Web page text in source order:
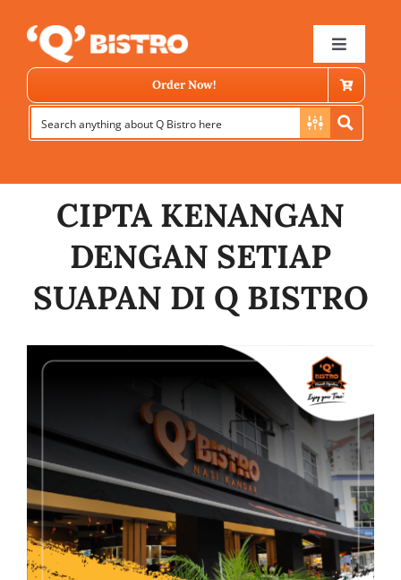
content
Toggle
Store Locator
Business
Order Now!
CIPTA KENANGAN
DENGAN SETIAP
SUAPAN DI Q BISTRO